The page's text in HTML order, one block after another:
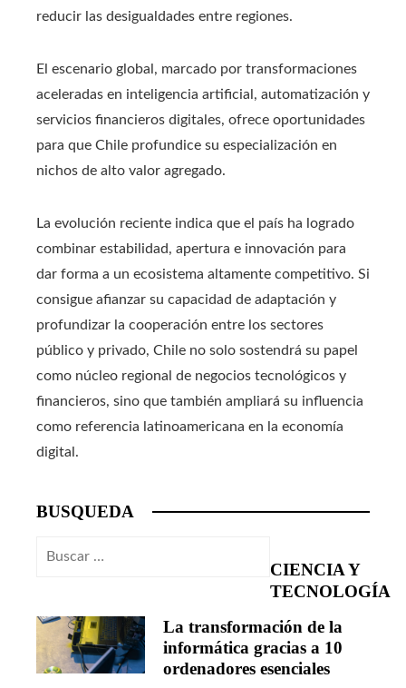
reducir las desigualdades entre regiones.
El escenario global, marcado por transformaciones
aceleradas en inteligencia artificial, automatización y
servicios financieros digitales, ofrece oportunidades
para que Chile profundice su especialización en
nichos de alto valor agregado.
La evolución reciente indica que el país ha logrado
combinar estabilidad, apertura e innovación para
dar forma a un ecosistema altamente competitivo. Si
consigue afianzar su capacidad de adaptación y
profundizar la cooperación entre los sectores
público y privado, Chile no solo sostendrá su papel
como núcleo regional de negocios tecnológicos y
financieros, sino que también ampliará su influencia
como referencia latinoamericana en la economía
digital.
BUSQUEDA
Buscar:
CIENCIA Y
TECNOLOGÍA
La transformación de la
informática gracias a 10
ordenadores esenciales